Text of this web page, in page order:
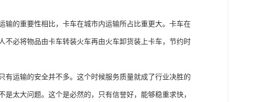
的重要性相比，卡车在城市内运输所占比重更大。卡车在
必将物品由卡车转装火车再由火车卸货装上卡车，节约时
运输的安全并不多。这个时候服务质量就成了行业决胜的
太大问题。这个是必然的，只有信誉好，能够稳重求快，